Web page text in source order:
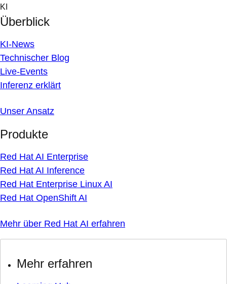
Skip
to
content
KI
Überblick
KI-News
Technischer Blog
Live-Events
Inferenz erklärt
Unser Ansatz
Produkte
Red Hat AI Enterprise
Red Hat AI Inference
Red Hat Enterprise Linux AI
Red Hat OpenShift AI
Mehr über Red Hat AI erfahren
Mehr erfahren